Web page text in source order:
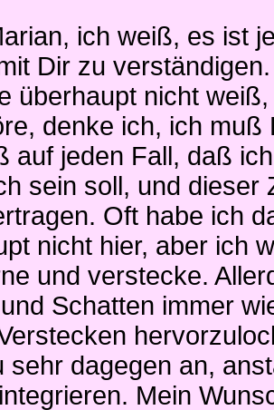
ich weiß, es ist
Dir zu
überhaupt nicht
denke ich, ich muß
auf jeden Fall, daß
sein soll, und dieser
Oft habe ich
nicht hier, aber ich
und verstecke.
Schatten immer
sehr dagegen an,
Mein